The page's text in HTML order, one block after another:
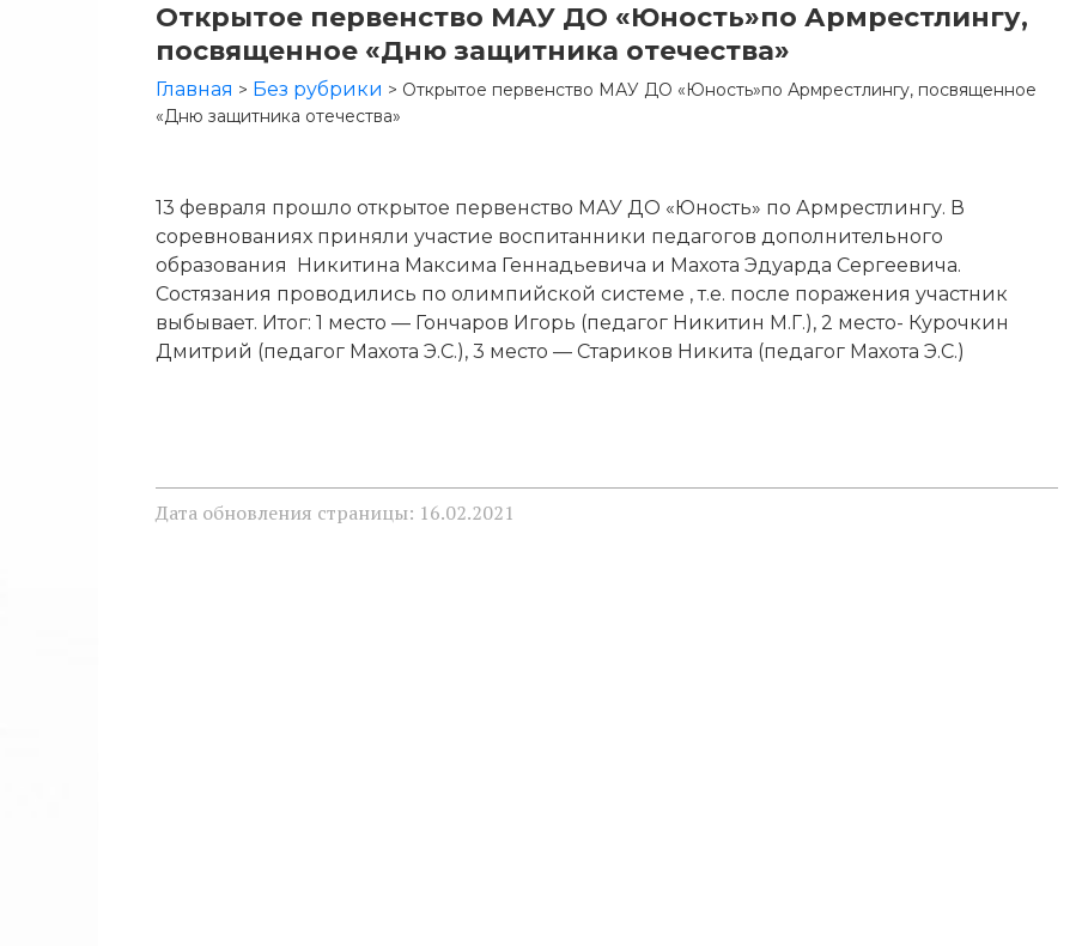
Открытое первенство МАУ ДО «Юность»по Армрестлингу,
посвященное «Дню защитника отечества»
Главная > Без рубрики > Открытое первенство МАУ ДО «Юность»по Армрестлингу, посвященное
«Дню защитника отечества»
13 февраля прошло открытое первенство МАУ ДО «Юность» по Армрестлингу. В
соревнованиях приняли участие воспитанники педагогов дополнительного
образования Никитина Максима Геннадьевича и Махота Эдуарда Сергеевича.
Состязания проводились по олимпийской системе , т.е. после поражения участник
выбывает. Итог: 1 место — Гончаров Игорь (педагог Никитин М.Г.), 2 место- Курочкин
Дмитрий (педагог Махота Э.С.), 3 место — Стариков Никита (педагог Махота Э.С.)
Дата обновления страницы: 16.02.2021